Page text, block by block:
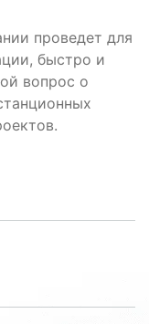
проведет для
быстро и
вопрос о